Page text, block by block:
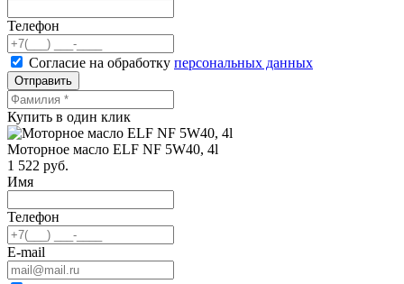
Телефон
Согласие на обработку персональных данных
Отправить
Купить в один клик
Моторное масло ELF NF 5W40, 4l
1 522 руб.
Имя
Телефон
E-mail